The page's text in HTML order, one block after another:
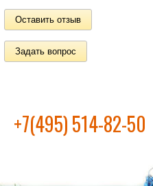
Оставить отзыв
Задать вопрос
+7(495) 514-82-50